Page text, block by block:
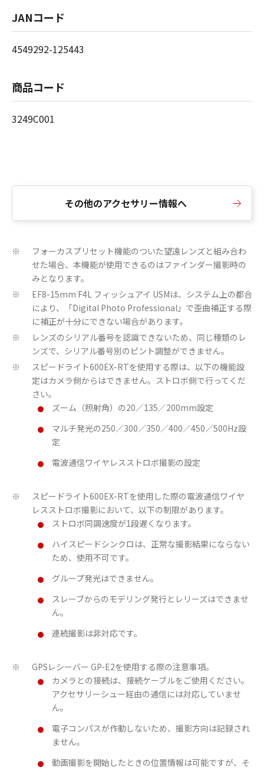
JANコード
4549292-125443
商品コード
3249C001
その他のアクセサリー情報へ
※
フォーカスプリセット機能のついた望遠レンズと組み合わ
せた場合、本機能が使用できるのはファインダー撮影時の
みとなります。
※
EF8-15mm F4L フィッシュアイ USMは、システム上の都合
により、「Digital Photo Professional」で歪曲補正する際
に補正が十分にできない場合があります。
※
レンズのシリアル番号を認識できないため、同じ種類のレ
ンズで、シリアル番号別のピント調整ができません。
※
スピードライト600EX-RTを使用する際は、以下の機能設
定はカメラ側からはできません。ストロボ側で行ってくだ
さい。
ズーム（照射角）の20／135／200mm設定
マルチ発光の250／300／350／400／450／500Hz設
定
電波通信ワイヤレスストロボ撮影の設定
※
スピードライト600EX-RTを使用した際の電波通信ワイヤ
レスストロボ撮影において、以下の制限があります。
ストロボ同調速度が1段遅くなります。
ハイスピードシンクロは、正常な撮影結果にならない
ため、使用不可です。
グループ発光はできません。
スレーブからのモデリング発行とレリーズはできませ
ん。
連続撮影は非対応です。
※
GPSレシーバー GP-E2を使用する際の注意事項。
カメラとの接続は、接続ケーブルをご使用ください。
アクセサリーシュー経由の通信には対応していませ
ん。
電子コンパスが作動しないため、撮影方向は記録され
ません。
動画撮影を開始したときの位置情報は可能ですが、そ